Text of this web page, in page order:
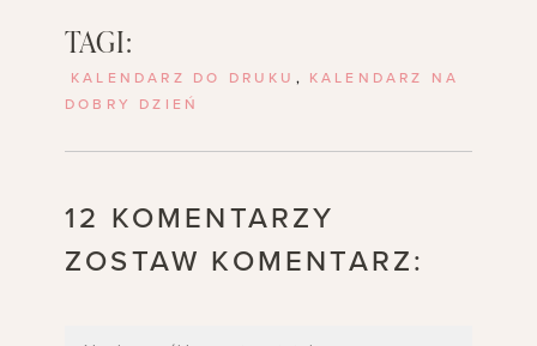
TAGI:
KALENDARZ DO DRUKU ,
KALENDARZ NA
DOBRY DZIEŃ
12 KOMENTARZY
ZOSTAW KOMENTARZ: